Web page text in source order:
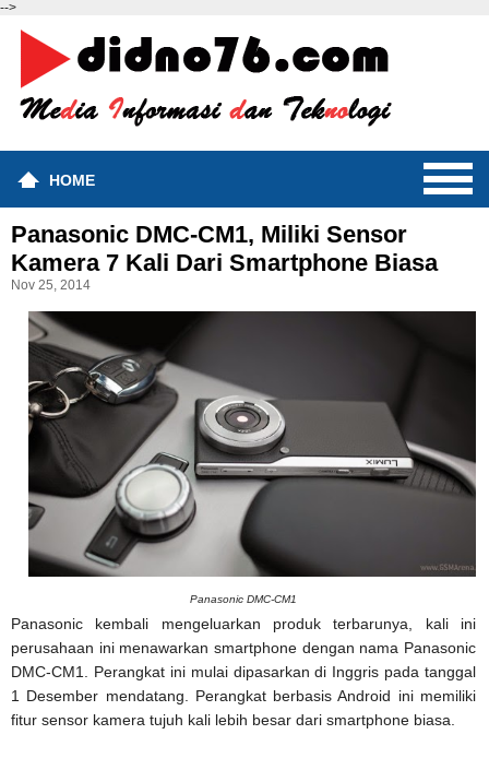
-->
HOME
Panasonic DMC-CM1, Miliki Sensor
Kamera 7 Kali Dari Smartphone Biasa
Nov 25, 2014
Panasonic DMC-CM1
Panasonic kembali mengeluarkan produk terbarunya, kali ini
perusahaan ini menawarkan smartphone dengan nama Panasonic
DMC-CM1. Perangkat ini mulai dipasarkan di Inggris pada tanggal
1 Desember mendatang. Perangkat berbasis Android ini memiliki
fitur sensor kamera tujuh kali lebih besar dari smartphone biasa.